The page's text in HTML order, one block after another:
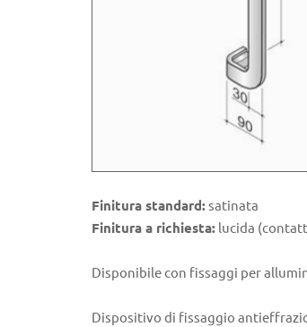
Finitura standard:satinata
Finitura a richiesta: lucida
Disponibile con fissaggi per
Dispositivo di fissaggio